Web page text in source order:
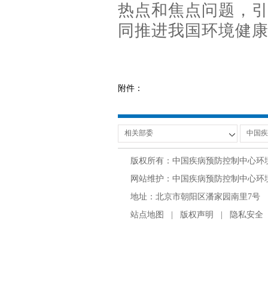
热点和焦点问题，
同推进我国环境健
附件：
版权所有：中国疾病预防控制中心环
网站维护：中国疾病预防控制中心
地址：北京市朝阳区潘家园南里7号
站点地图
版权声明 隐私安全